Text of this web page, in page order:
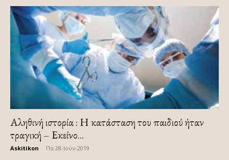
Αληθινή ιστορία : Η κατάσταση του παιδιού ήταν
τραγική – Εκείνο...
Askitikon Πα 28-Ιούν-2019